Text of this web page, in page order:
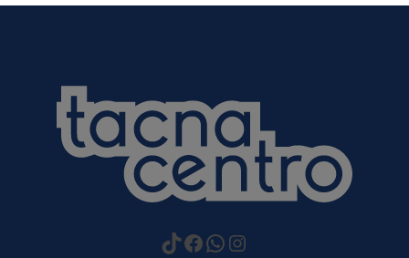
https://
Facebook
WhatsApp
Instagram